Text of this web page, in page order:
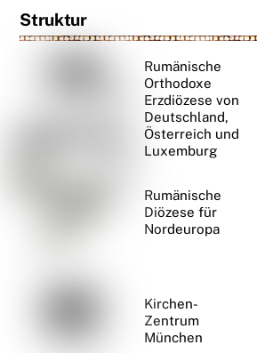
Struktur
Rumänische
Orthodoxe
Erzdiözese von
Deutschland,
Österreich und
Luxemburg
Rumänische
Diözese für
Nordeuropa
Kirchen-
Zentrum
München